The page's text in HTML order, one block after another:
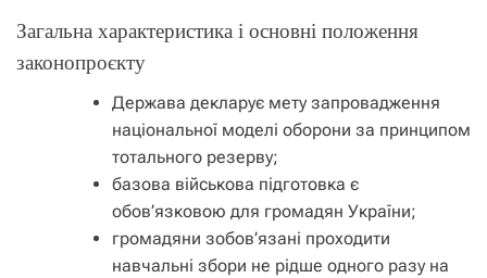
Загальна характеристика і основні положення
законопроєкту
Держава декларує мету запровадження
національної моделі оборони за принципом
тотального резерву;
базова військова підготовка є
обов’язковою для громадян України;
громадяни зобов’язані проходити
навчальні збори не рідше одного разу на